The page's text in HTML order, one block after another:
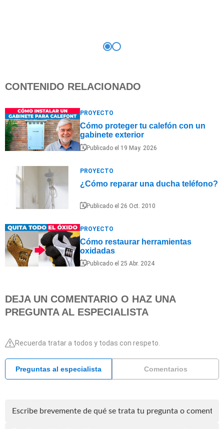
CONTENIDO RELACIONADO
PROYECTO
Cómo proteger tu calefón con un
gabinete exterior
Publicado el 19 May. 2026
PROYECTO
¿Cómo reparar una ducha teléfono?
Publicado el 26 Oct. 2010
PROYECTO
Cómo restaurar herramientas
oxidadas
Publicado el 25 Abr. 2024
DEJA UN COMENTARIO O HAZ UNA
PREGUNTA AL ESPECIALISTA
Recuerda tratar a todos y todas con respeto.
Preguntas al especialista Comentarios